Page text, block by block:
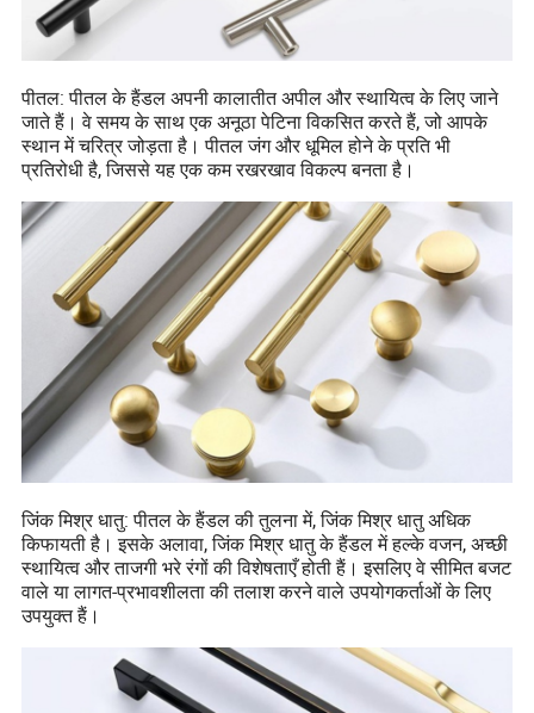
पीतल: पीतल के हैंडल अपनी कालातीत अपील और स्थायित्व के लिए जाने
जाते हैं। वे समय के साथ एक अनूठा पेटिना विकसित करते हैं, जो आपके
स्थान में चरित्र जोड़ता है। पीतल जंग और धूमिल होने के प्रति भी
प्रतिरोधी है, जिससे यह एक कम रखरखाव विकल्प बनता है।
जिंक मिश्र धातु: पीतल के हैंडल की तुलना में, जिंक मिश्र धातु अधिक
किफायती है। इसके अलावा, जिंक मिश्र धातु के हैंडल में हल्के वजन, अच्छी
स्थायित्व और ताजगी भरे रंगों की विशेषताएँ होती हैं। इसलिए वे सीमित बजट
वाले या लागत-प्रभावशीलता की तलाश करने वाले उपयोगकर्ताओं के लिए
उपयुक्त हैं।